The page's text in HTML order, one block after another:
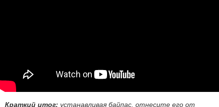
Краткий итог: устанавливая байпас, отнесите его от